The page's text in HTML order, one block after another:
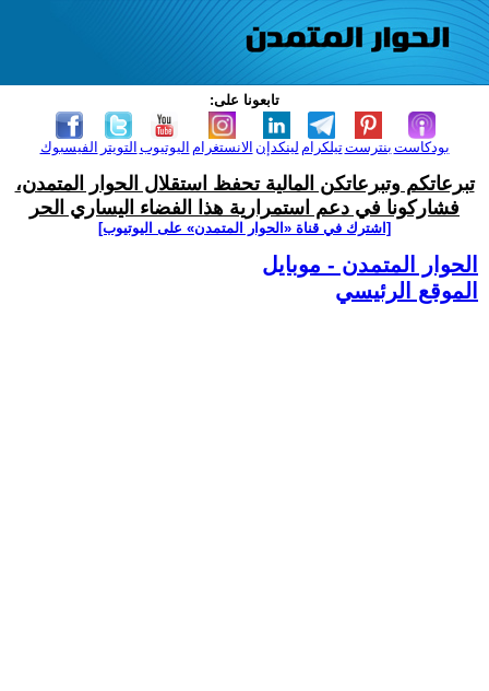
تابعونا على:
الفيسبوك التويتر اليوتيوب الانستغرام لينكدإن تيلكرامبنترست بودكاست
تبرعاتكم وتبرعاتكن المالية تحفظ استقلال الحوار المتمدن،
فشاركونا في دعم استمرارية هذا الفضاء اليساري الحر
[اشترك في قناة ‫«الحوار المتمدن» على اليوتيوب]
الحوار المتمدن - موبايل
الموقع الرئيسي